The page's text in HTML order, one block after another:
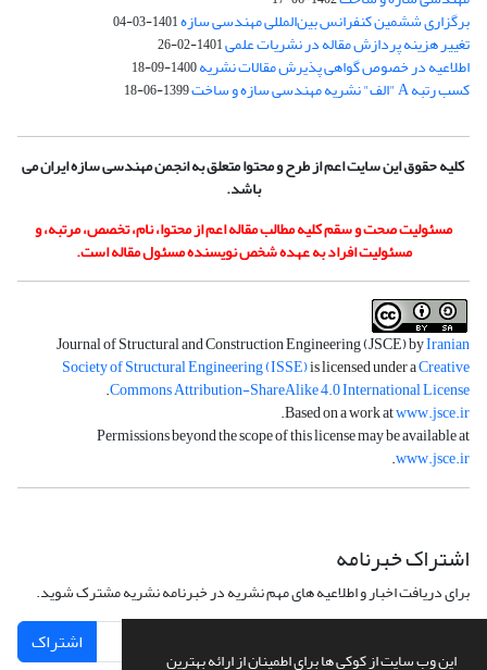
این وب سایت از کوکی ها برای اطمینان از ارائه بهترین
برگزاری ششمین کنفرانس بین‌المللی مهندسی سازه1401-03-04
تغییر هزینه پردازش مقاله در نشریات علمی1401-02-26
اطلاعیه در خصوص گواهی پذیرش مقالات نشریه1400-09-18
کسب رتبه A "الف" نشریه مهندسی سازه و ساخت 1399-06-18
کلیه حقوق این سایت اعم از طرح و محتوا متعلق به انجمن مهندسی سازه ایران می
باشد.
مسئولیت صحت و سقم کلیه مطالب مقاله اعم از محتوا، نام، تخصص، مرتبه، و
مسئولیت افراد به عهده شخص نویسنده مسئول مقاله است.
Journal of Structural and Construction Engineering (JSCE) byIranian
Society of Structural Engineering (ISSE)is licensed under aCreative
Commons Attribution-ShareAlike 4.0 International License
.
Based on a work atwww.jsce.ir
.
Permissions beyond the scope of this license may be available at
www.jsce.ir
.
اشتراک خبرنامه
برای دریافت اخبار و اطلاعیه های مهم نشریه در خبرنامه نشریه مشترک شوید.
اشتراک